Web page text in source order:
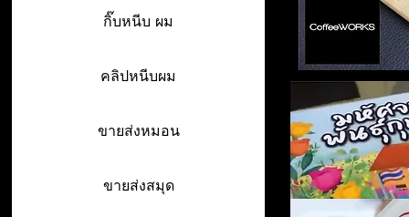
กิ๊บหนีบ ผม
คลิปหนีบผม
ขายส่งหมอน
ขายส่งสมุด